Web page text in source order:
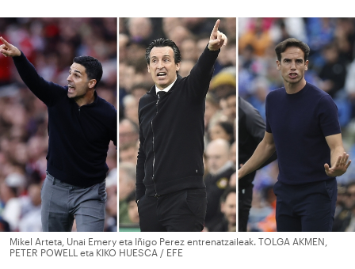
Mikel Arteta, Unai Emery eta Iñigo Perez entrenatzaileak. TOLGA AKMEN,
PETER POWELL eta KIKO HUESCA / EFE